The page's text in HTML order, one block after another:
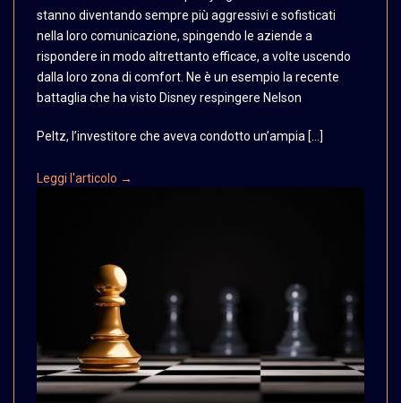
stanno diventando sempre più aggressivi e sofisticati
nella loro comunicazione, spingendo le aziende a
rispondere in modo altrettanto efficace, a volte uscendo
dalla loro zona di comfort. Ne è un esempio la recente
battaglia che ha visto Disney respingere Nelson
Peltz, l’investitore che aveva condotto un’ampia […]
Leggi l'articolo →